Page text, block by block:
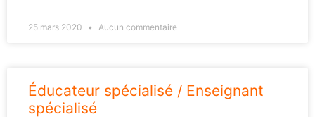
25 mars 2020 Aucun commentaire
Éducateur spécialisé / Enseignant
spécialisé